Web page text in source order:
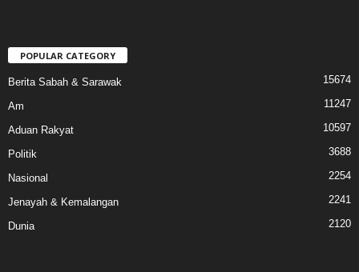
POPULAR CATEGORY
Berita Sabah & Sarawak 15674
Am 11247
Aduan Rakyat 10597
Politik 3688
Nasional 2254
Jenayah & Kemalangan 2241
Dunia 2120